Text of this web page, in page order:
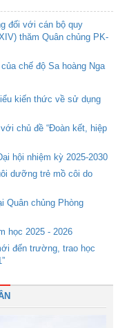
đối với cán bộ quy
thăm Quân chủng PK-
chế độ Sa hoàng Nga
kiến thức về sử dụng
chủ đề “Đoàn kết, hiệp
hội nhiệm kỳ 2025-2030
dưỡng trẻ mồ côi do
Quân chủng Phòng
học 2025 - 2026
đến trường, trao học